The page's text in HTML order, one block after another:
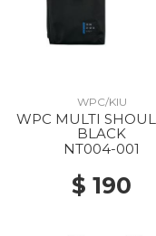
WPC/KIU
WPC MULTI
BLACK
NT004-001
$ 190